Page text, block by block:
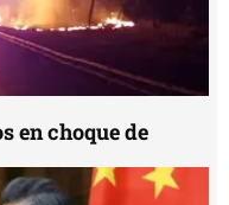
en choque de